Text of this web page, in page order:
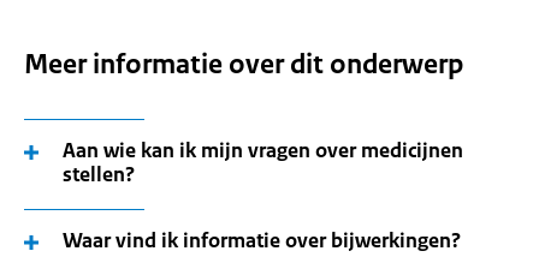
Meer informatie over dit onderwerp
Aan wie kan ik mijn vragen over medicijnen
stellen?
Waar vind ik informatie over bijwerkingen?